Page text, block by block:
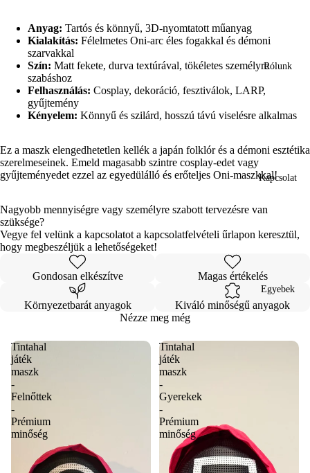
Rólunk
Kapcsolat
Egyebek
Anyag: Tartós és könnyű, 3D-nyomtatott műanyag
Kialakítás: Félelmetes Oni-arc éles fogakkal és démoni
szarvakkal
Szín: Matt fekete, durva textúrával, tökéletes személyre
szabáshoz
Felhasználás: Cosplay, dekoráció, fesztiválok, LARP,
gyűjtemény
Kényelem: Könnyű és szilárd, hosszú távú viselésre alkalmas
Ez a maszk elengedhetetlen kellék a japán folklór és a démoni esztétika
szerelmeseinek. Emeld magasabb szintre cosplay-edet vagy
gyűjteményedet ezzel az egyedülálló és erőteljes Oni-maszkkal!
Nagyobb mennyiségre vagy személyre szabott tervezésre van
szüksége?
Vegye fel velünk a kapcsolatot a kapcsolatfelvételi űrlapon keresztül,
hogy megbeszéljük a lehetőségeket!
Gondosan elkészítve Magas értékelés
Környezetbarát anyagok
Kiváló minőségű anyagok
Nézze meg még
Tintahal
játék
maszk
-
Felnőttek
-
Prémium
minőség
Tintahal
játék
maszk
-
Gyerekek
-
Prémium
minőség